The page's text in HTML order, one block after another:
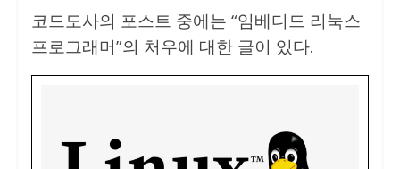
코드도사의 포스트 중에는 “임베디드 리눅스
프로그래머”의 처우에 대한 글이 있다.